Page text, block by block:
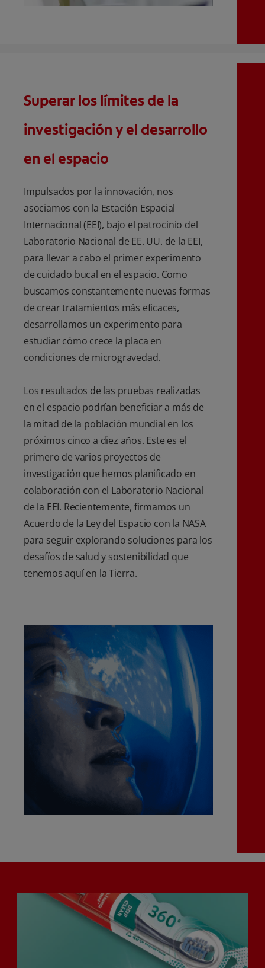
Superar los límites de la
investigación y el desarrollo
en el espacio
Impulsados por la innovación, nos
asociamos con la Estación Espacial
Internacional (EEI), bajo el patrocinio del
Laboratorio Nacional de EE. UU. de la EEI,
para llevar a cabo el primer experimento
de cuidado bucal en el espacio. Como
buscamos constantemente nuevas formas
de crear tratamientos más eficaces,
desarrollamos un experimento para
estudiar cómo crece la placa en
condiciones de microgravedad.
Los resultados de las pruebas realizadas
en el espacio podrían beneficiar a más de
la mitad de la población mundial en los
próximos cinco a diez años. Este es el
primero de varios proyectos de
investigación que hemos planificado en
colaboración con el Laboratorio Nacional
de la EEI. Recientemente, firmamos un
Acuerdo de la Ley del Espacio con la NASA
para seguir explorando soluciones para los
desafíos de salud y sostenibilidad que
tenemos aquí en la Tierra.